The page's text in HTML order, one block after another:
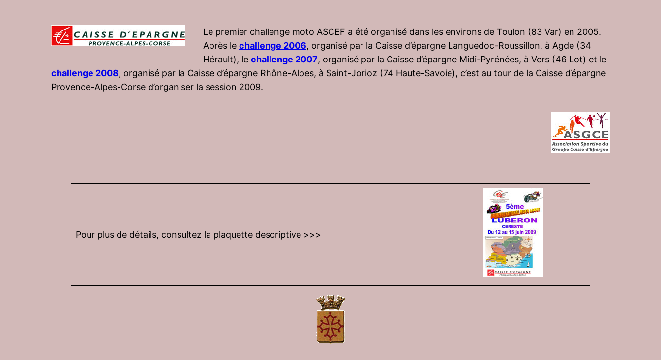
Le premier challenge moto ASCEF a été organisé dans les environs de Toulon (83 Var) en 2005.
Après le challenge 2006, organisé par la Caisse d’épargne Languedoc-Roussillon, à Agde (34
Hérault), le challenge 2007, organisé par la Caisse d’épargne Midi-Pyrénées, à Vers (46 Lot) et le
challenge 2008, organisé par la Caisse d’épargne Rhône-Alpes, à Saint-Jorioz (74 Haute-Savoie), c’est au tour de la Caisse d’épargne
Provence-Alpes-Corse d’organiser la session 2009.
Pour plus de détails, consultez la plaquette descriptive >>>